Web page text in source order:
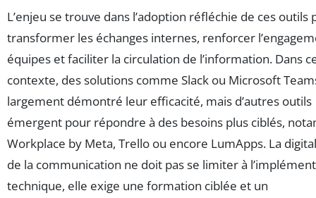
L’enjeu se trouve dans l’adoption réfléchie de ces outils
transformer les échanges internes, renforcer
équipes et faciliter la circulation de l’information. Dans
contexte, des solutions comme Slack ou Microsoft
largement démontré leur efficacité, mais d’autres outils
émergent pour répondre à des besoins plus ciblés,
Workplace by Meta, Trello ou encore LumApps. La
de la communication ne doit pas se limiter à
technique, elle exige une formation ciblée et un